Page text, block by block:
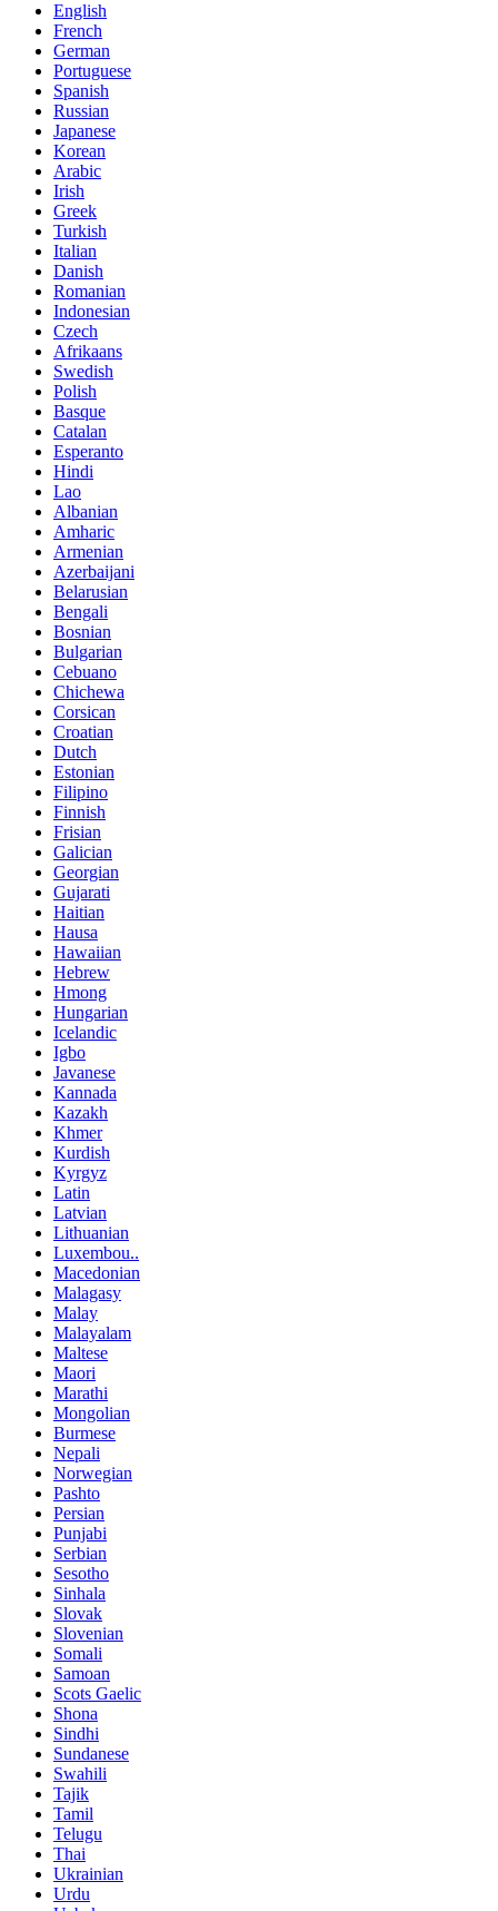
English
French
German
Portuguese
Spanish
Russian
Japanese
Korean
Arabic
Irish
Greek
Turkish
Italian
Danish
Romanian
Indonesian
Czech
Afrikaans
Swedish
Polish
Basque
Catalan
Esperanto
Hindi
Lao
Albanian
Amharic
Armenian
Azerbaijani
Belarusian
Bengali
Bosnian
Bulgarian
Cebuano
Chichewa
Corsican
Croatian
Dutch
Estonian
Filipino
Finnish
Frisian
Galician
Georgian
Gujarati
Haitian
Hausa
Hawaiian
Hebrew
Hmong
Hungarian
Icelandic
Igbo
Javanese
Kannada
Kazakh
Khmer
Kurdish
Kyrgyz
Latin
Latvian
Lithuanian
Luxembou..
Macedonian
Malagasy
Malay
Malayalam
Maltese
Maori
Marathi
Mongolian
Burmese
Nepali
Norwegian
Pashto
Persian
Punjabi
Serbian
Sesotho
Sinhala
Slovak
Slovenian
Somali
Samoan
Scots Gaelic
Shona
Sindhi
Sundanese
Swahili
Tajik
Tamil
Telugu
Thai
Ukrainian
Urdu